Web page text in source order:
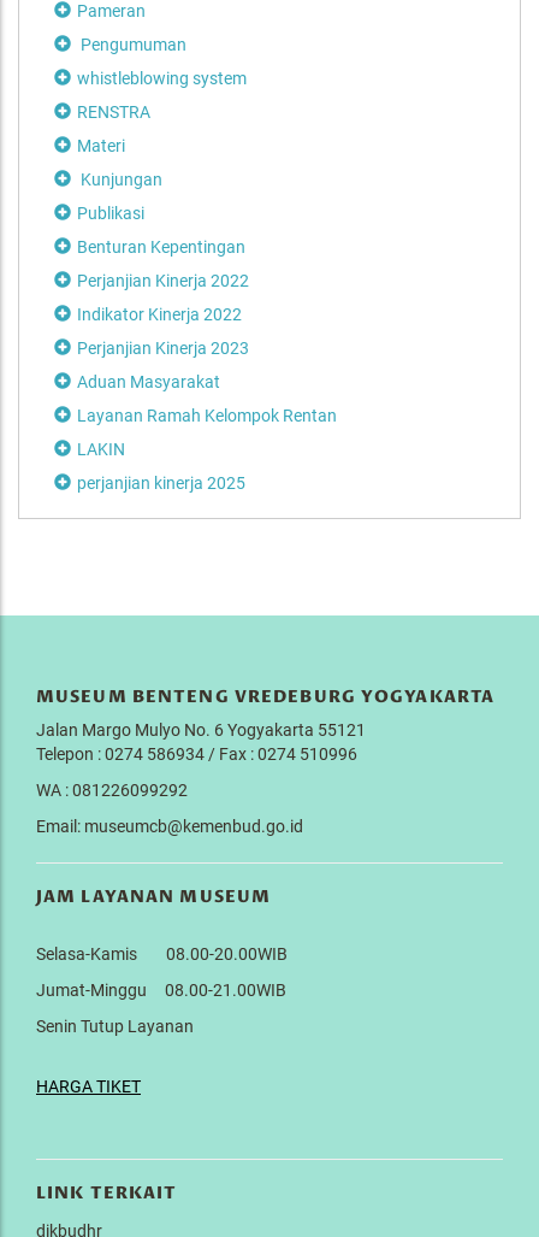
Pameran
Pengumuman
whistleblowing system
RENSTRA
Materi
Kunjungan
Publikasi
Benturan Kepentingan
Perjanjian Kinerja 2022
Indikator Kinerja 2022
Perjanjian Kinerja 2023
Aduan Masyarakat
Layanan Ramah Kelompok Rentan
LAKIN
perjanjian kinerja 2025
MUSEUM BENTENG VREDEBURG YOGYAKARTA
Jalan Margo Mulyo No. 6 Yogyakarta 55121
Telepon : 0274 586934 / Fax : 0274 510996
WA : 081226099292
Email: museumcb@kemenbud.go.id
JAM LAYANAN MUSEUM
Selasa-Kamis 08.00-20.00WIB
Jumat-Minggu 08.00-21.00WIB
Senin Tutup Layanan
HARGA TIKET
LINK TERKAIT
dikbudhr